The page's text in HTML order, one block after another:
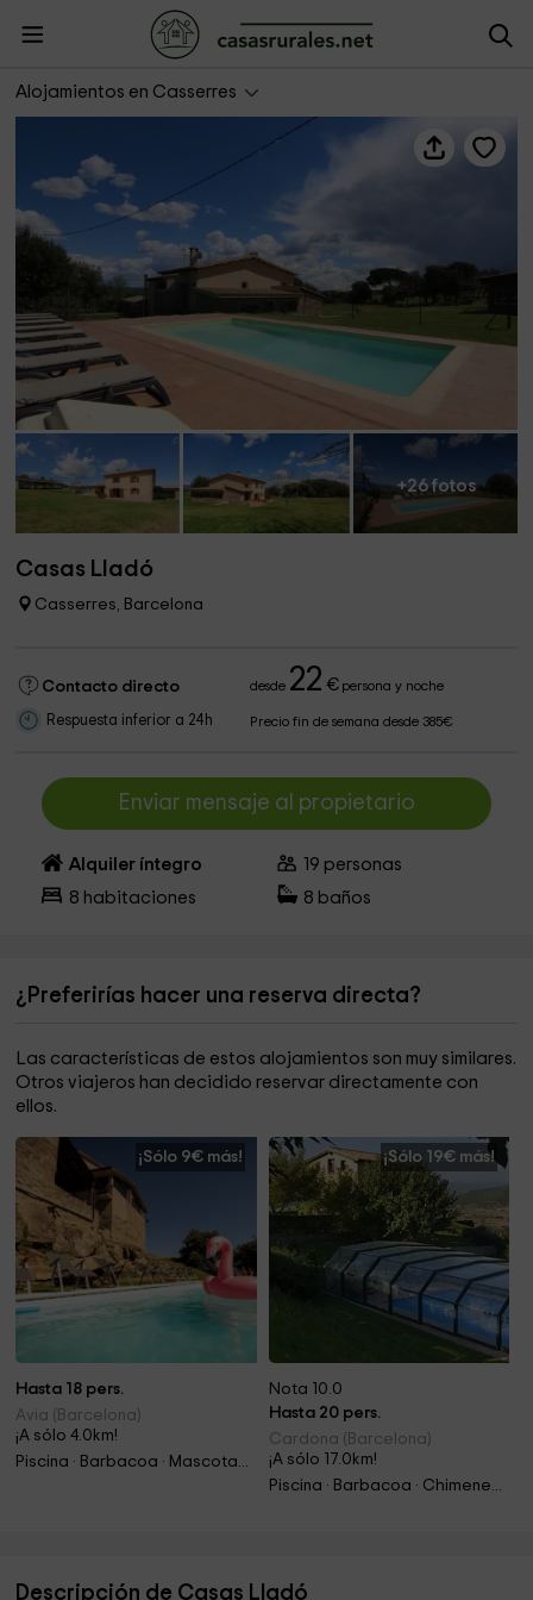
Alojamientos en Casserres
+26 fotos
Casas Lladó
Casserres, Barcelona
Contacto directo desde 22 €persona y noche
Respuesta inferior a 24h Precio fin de semana desde 385€
Enviar mensaje al propietario
Alquiler íntegro 19 personas
8 habitaciones 8 baños
¿Preferirías hacer una reserva directa?
Las características de estos alojamientos son muy similares.
Otros viajeros han decidido reservar directamente con
ellos.
¡Sólo 9€ más!
Hasta 18 pers.
Avia (Barcelona)
¡A sólo 4.0km!
Piscina · Barbacoa · Mascotas · Chimenea
¡Sólo 19€ más!
Nota 10.0
Hasta 20 pers.
Cardona (Barcelona)
¡A sólo 17.0km!
Piscina · Barbacoa · Chimenea · Jacuzzi
Descripción de Casas Lladó